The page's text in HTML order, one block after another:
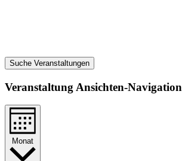
Suche Veranstaltungen
Veranstaltung Ansichten-Navigation
Monat